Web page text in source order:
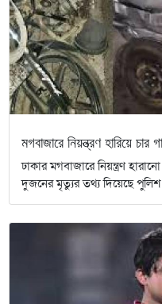
মগবাজারে নিয়ন্ত্রণ হারিয়ে
ঢাকার মগবাজারে নিয়ন্ত্রণ
দুজনের মৃত্যুর তথ্য দিয়েছে